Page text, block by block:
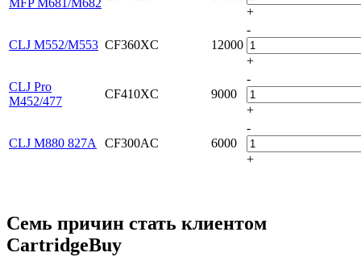
+
CLJ M552/M553 CF360XC 12000
-
+
CLJ Pro
M452/477
CF410XC 9000
-
+
CLJ M880 827A CF300AC 6000
-
+
Семь причин стать клиентом
CartridgeBuy